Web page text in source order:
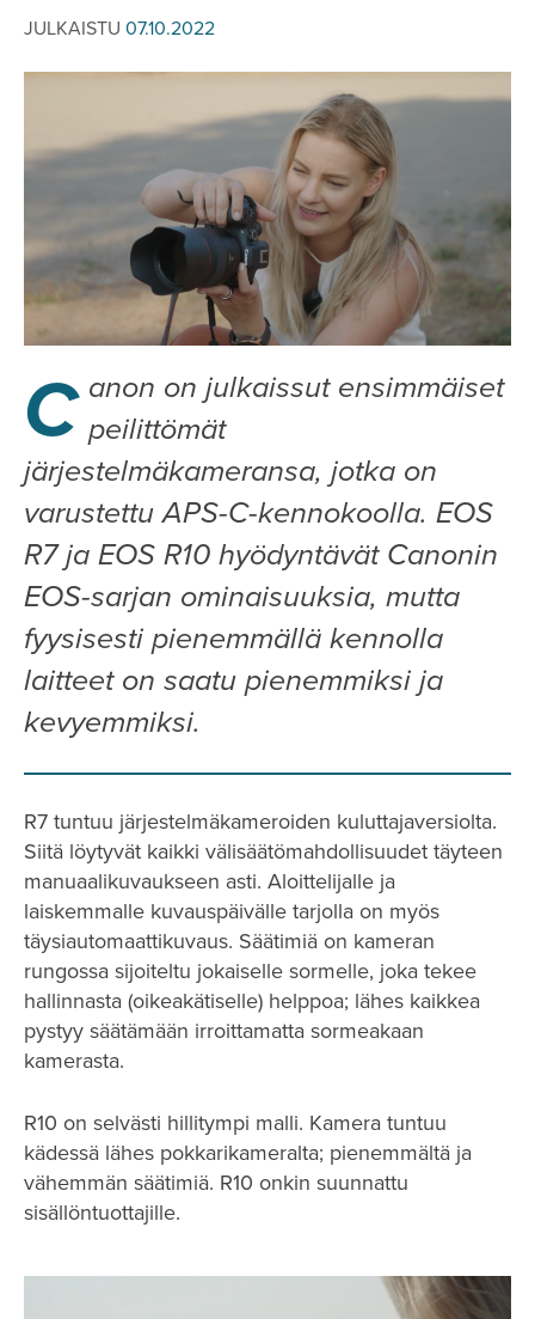
KILPAILUT
TV-OHJELMA
HAKU
Hae
JULKAISTU 07.10.2022
C anon on julkaissut ensimmäiset
peilittömät
järjestelmäkameransa, jotka on
varustettu APS-C-kennokoolla. EOS
R7 ja EOS R10 hyödyntävät Canonin
EOS-sarjan ominaisuuksia, mutta
fyysisesti pienemmällä kennolla
laitteet on saatu pienemmiksi ja
kevyemmiksi.
R7 tuntuu järjestelmäkameroiden kuluttajaversiolta.
Siitä löytyvät kaikki välisäätömahdollisuudet täyteen
manuaalikuvaukseen asti. Aloittelijalle ja
laiskemmalle kuvauspäivälle tarjolla on myös
täysiautomaattikuvaus. Säätimiä on kameran
rungossa sijoiteltu jokaiselle sormelle, joka tekee
hallinnasta (oikeakätiselle) helppoa; lähes kaikkea
pystyy säätämään irroittamatta sormeakaan
kamerasta.
R10 on selvästi hillitympi malli. Kamera tuntuu
kädessä lähes pokkarikameralta; pienemmältä ja
vähemmän säätimiä. R10 onkin suunnattu
sisällöntuottajille.